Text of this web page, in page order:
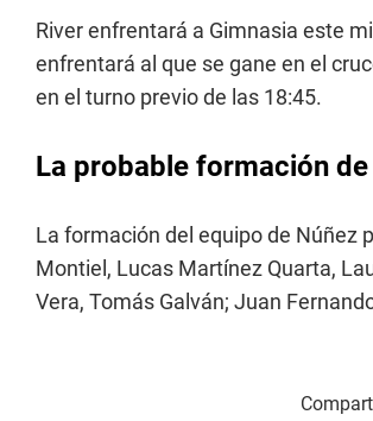
River enfrentará a Gimnasia este
enfrentará al que se gane en el
en el turno previo de las 18:45.
La probable formación
La formación del equipo de Núñez
Montiel, Lucas Martínez Quarta,
Vera, Tomás Galván; Juan